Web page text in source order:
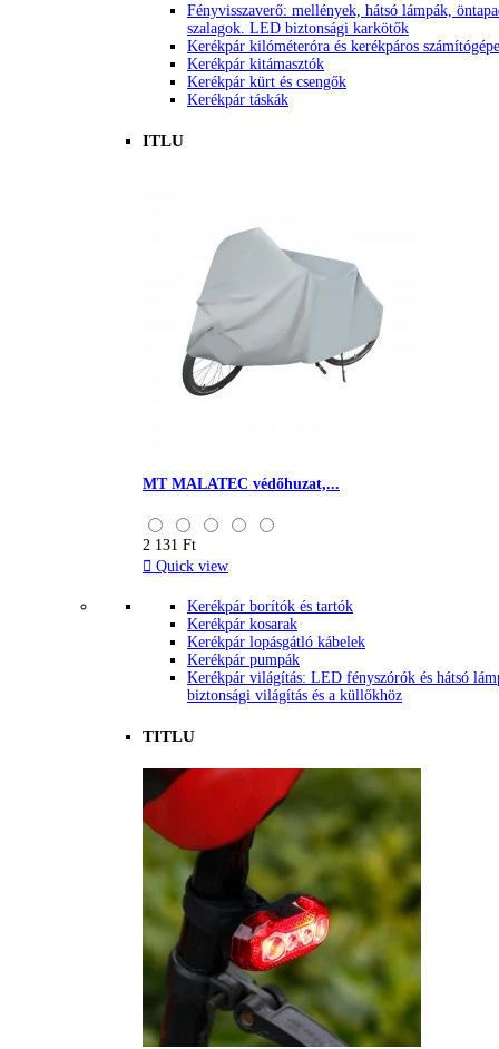
Fényvisszaverő: mellények, hátsó lámpák,
szalagok. LED biztonsági karkötők
Kerékpár kilóméteróra és kerékpáros
Kerékpár kitámasztók
Kerékpár kürt és csengők
Kerékpár táskák
ITLU
MT MALATEC védőhuzat,...
2 131 Ft
 Quick view
Kerékpár borítók és tartók
Kerékpár kosarak
Kerékpár lopásgátló kábelek
Kerékpár pumpák
Kerékpár világítás: LED fényszórók és hátsó
biztonsági világítás és a küllőkhöz
TITLU